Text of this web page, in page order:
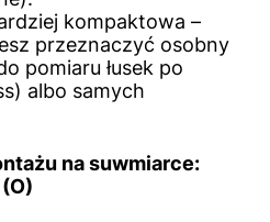
kompaktowa –
przeznaczyć osobny
pomiaru łusek po
albo samych
na suwmiarce: